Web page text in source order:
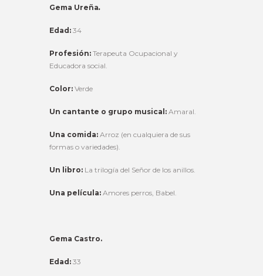
Gema Ureña.
Edad: 34
Profesión: Terapeuta Ocupacional y
Educadora social.
Color: Verde
Un cantante o grupo musical: Amaral.
Una comida: Arroz (en cualquiera de sus
formas o variedades).
Un libro: La trilogía del Señor de los anillos.
Una película: Amores perros, Babel.
Gema Castro.
Edad: 33